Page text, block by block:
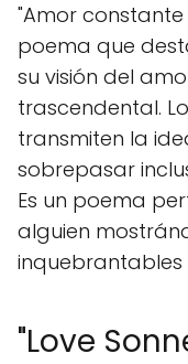
"Amor
poema que
su visión del
trascendental.
transmiten la
sobrepasar
Es un poema
alguien
inquebrantables
"Love